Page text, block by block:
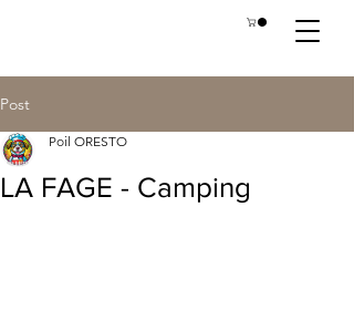
Post
LA FAGE - Camping
Poil ORESTO